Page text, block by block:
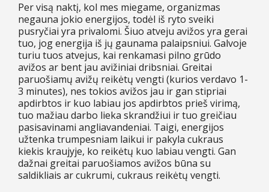
Per visą naktį, kol mes miegame, organizmas
negauna jokio energijos, todėl iš ryto sveiki
pusryčiai yra privalomi. Šiuo atveju avižos yra gerai
tuo, jog energija iš jų gaunama palaipsniui. Galvoje
turiu tuos atvejus, kai renkamasi pilno grūdo
avižos ar bent jau avižiniai dribsniai. Greitai
paruošiamų avižų reikėtų vengti (kurios verdavo 1-
3 minutes), nes tokios avižos jau ir gan stipriai
apdirbtos ir kuo labiau jos apdirbtos prieš virimą,
tuo mažiau darbo lieka skrandžiui ir tuo greičiau
pasisavinami angliavandeniai. Taigi, energijos
užtenka trumpesniam laikui ir pakyla cukraus
kiekis kraujyje, ko reikėtų kuo labiau vengti. Gan
dažnai greitai paruošiamos avižos būna su
saldikliais ar cukrumi, cukraus reikėtų vengti.